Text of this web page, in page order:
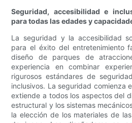
Seguridad, accesibilidad e
para todas las edades y
La seguridad y la accesibilidad
para el éxito del entretenimiento
diseño de parques de
experiencia en combinar
rigurosos estándares de
inclusivos. La seguridad comienza
extiende a todos los aspectos del
estructural y los sistemas
la elección de los materiales de